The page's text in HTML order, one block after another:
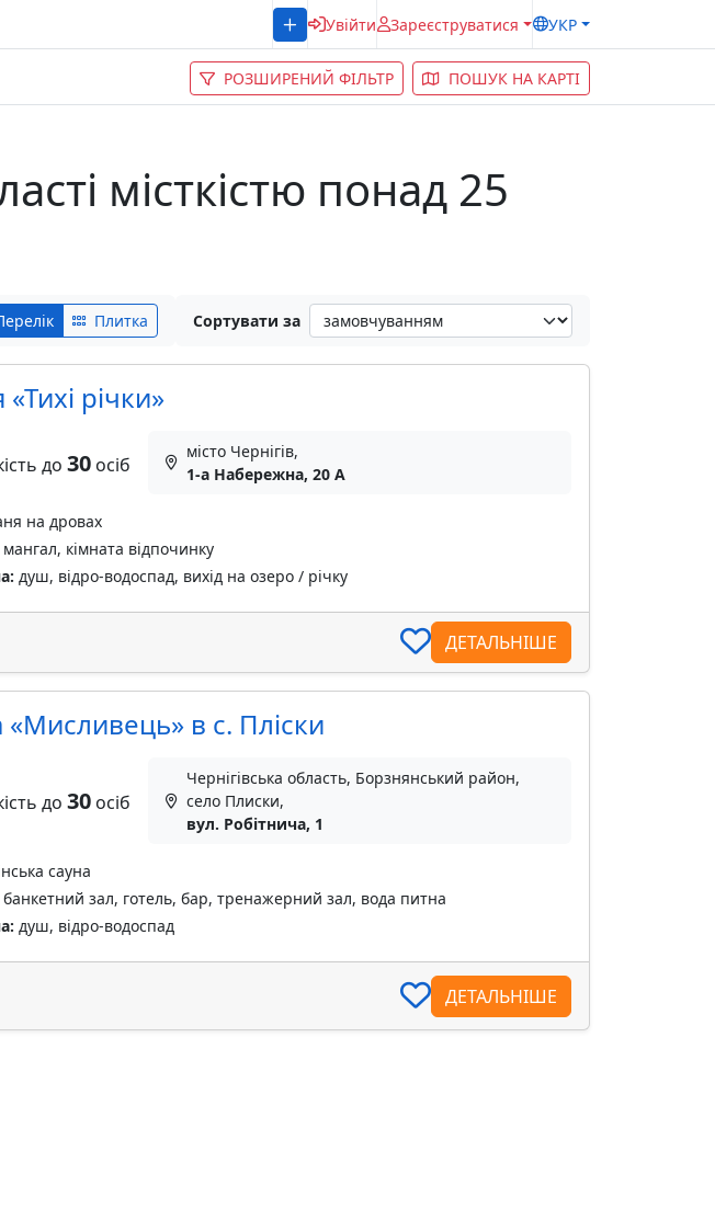
Увійти Зареєструватися УКР
РОЗШИРЕНИЙ ФІЛЬТР ПОШУК НА КАРТІ
місткістю понад 25
Плитка Сортувати за
річки»
до 30осіб
місто Чернігів,
1-а Набережна, 20 А
на дровах
мангал, кімната відпочинку
душ, відро-водоспад, вихід на озеро / річку
ДЕТАЛЬНІШЕ
«Мисливець» в с. Пліски
до 30осіб
Чернігівська область, Борзнянський район,
село Плиски,
вул. Робітнича, 1
сауна
банкетний зал, готель, бар, тренажерний зал, вода питна
душ, відро-водоспад
ДЕТАЛЬНІШЕ